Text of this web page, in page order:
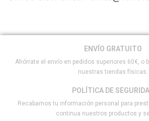
ENVÍO GRATUITO
Ahórrate el envío en pedidos superiores 60€, o
nuestras tiendas físicas.
POLÍTICA DE
Recabamos tu información personal para
continua nuestros productos y